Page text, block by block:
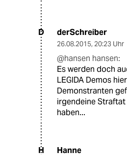
D derSchreiber
26.08.2015, 20:23 Uhr
@hansen hansen:
Es werden doch
LEGIDA Demos
Demonstranten
irgendeine
haben...
H Hanne